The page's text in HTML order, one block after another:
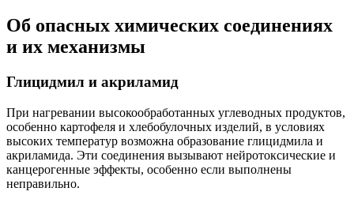
Об опасных химических соединениях
и их механизмы
Глицидмил и акриламид
При нагревании высокообработанных углеводных продуктов,
особенно картофеля и хлебобулочных изделий, в условиях
высоких температур возможна образование глицидмила и
акриламида. Эти соединения вызывают нейротоксические и
канцерогенные эффекты, особенно если выполнены
неправильно.